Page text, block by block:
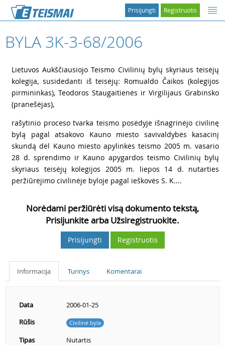
Registruotis
Prisijungti
BYLA 3K-3-68/2006
Lietuvos Aukščiausiojo Teismo Civilinių bylų skyriaus teisėjų
kolegija, susidedanti iš teisėjų: Romualdo Čaikos (kolegijos
pirmininkas), Teodoros Staugaitienės ir Virgilijaus Grabinsko
(pranešėjas),
rašytinio proceso tvarka teismo posėdyje išnagrinėjo civilinę
bylą pagal atsakovo Kauno miesto savivaldybės kasacinį
skundą dėl Kauno miesto apylinkės teismo 2005 m. vasario
28 d. sprendimo ir Kauno apygardos teismo Civilinių bylų
skyriaus teisėjų kolegijos 2005 m. liepos 14 d. nutarties
peržiūrėjimo civilinėje byloje pagal ieškovės S. K....
Norėdami peržiūrėti visą dokumento tekstą,
Prisijunkite arba Užsiregistruokite.
Prisijungti Registruotis
Informacija Turinys Komentarai
Data
2006-01-25
Rūšis
Civilinė byla
Tipas
Nutartis